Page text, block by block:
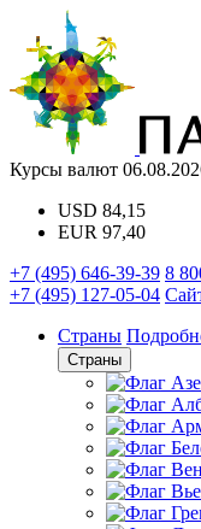
Курсы валют
USD 84,15
EUR 97,40
+7 (495) 646-39-39 8
+7 (495) 127-05-04
Страны
Страны